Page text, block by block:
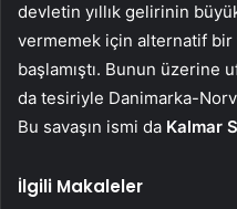
devletin yıllık gelirinin
vermemek için alternatif
başlamıştı. Bunun üzerine
da tesiriyle Danimarka-
Bu savaşın ismi da Kalmar
İlgili Makaleler